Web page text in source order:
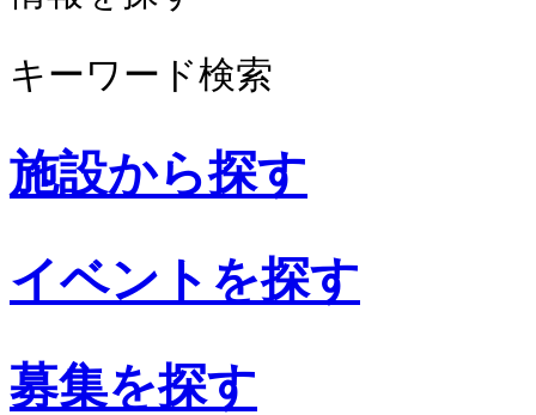
キーワード検索
施設から探す
イベントを探す
募集を探す